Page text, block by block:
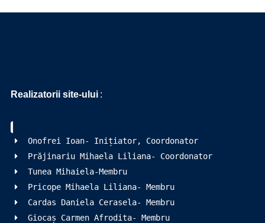
Realizatorii site-ului :
Onofrei Ioan- Inițiator, Coordonator
Prăjinariu Mihaela Liliana- Coordonator
Tunea Mihaiela-Membru
Pricope Mihaela Liliana- Membru
Cardas Daniela Cerasela- Membru
Giocaș Carmen Afrodita- Membru